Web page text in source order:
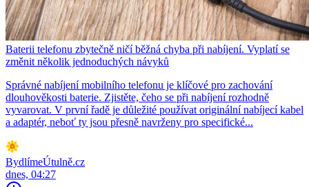
Baterii telefonu zbytečně ničí běžná chyba při nabíjení. Vyplatí se
změnit několik jednoduchých návyků
Správné nabíjení mobilního telefonu je klíčové pro zachování
dlouhověkosti baterie. Zjistěte, čeho se při nabíjení rozhodně
vyvarovat. V první řadě je důležité používat originální nabíjecí kabel
a adaptér, neboť ty jsou přesně navrženy pro specifické...
BydlímeÚtulně.cz
dnes, 04:27